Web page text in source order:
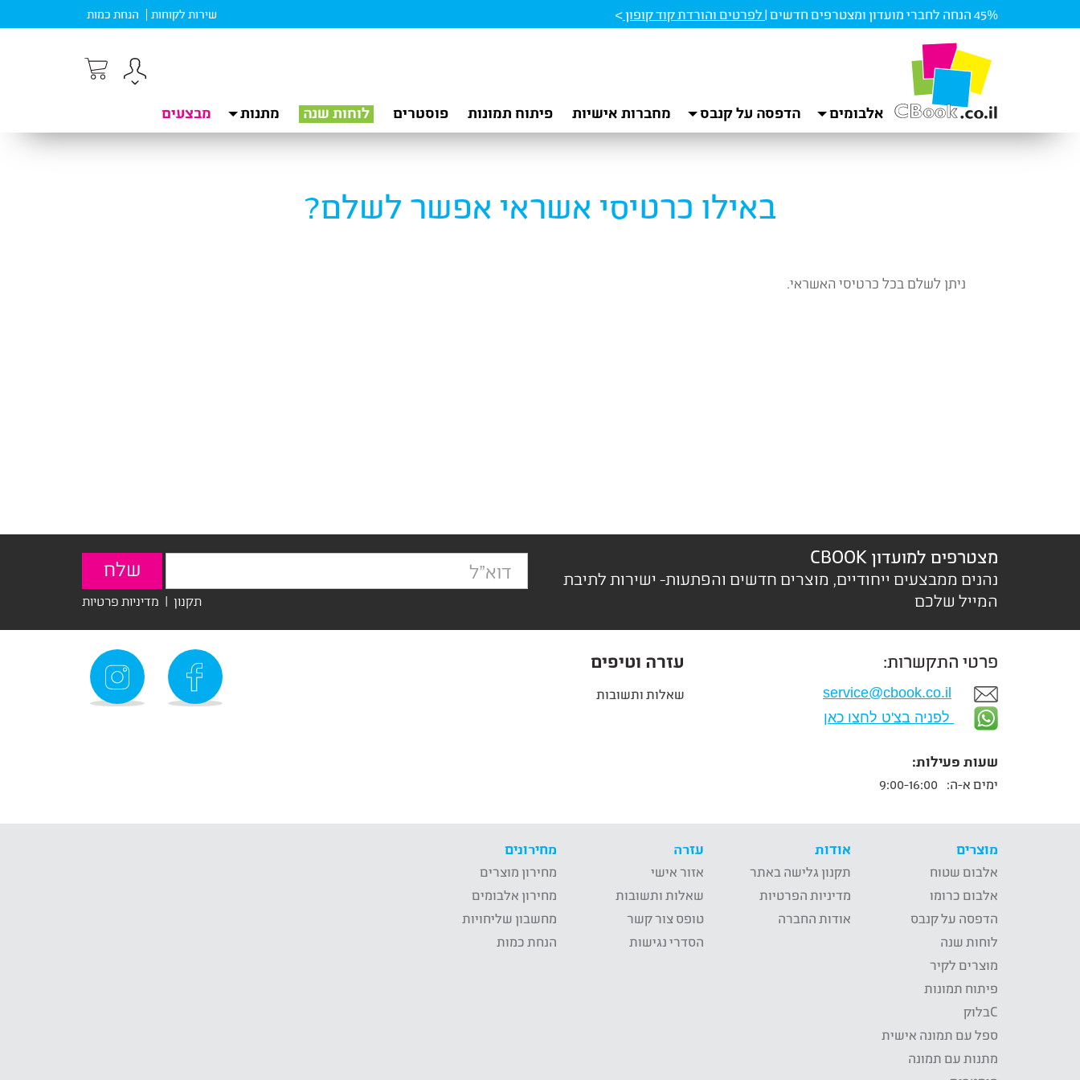
45% הנחה לחברי מועדון ומצטרפים חדשים | לפרטים והורדת קוד קופון> שירות לקוחות הנחת כמות
אלבומים הדפסה על קנבס מחברות אישיות פיתוח תמונות פוסטרים לוחות שנה מתנות מבצעים
באילו כרטיסי אשראי אפשר לשלם?
ניתן לשלם בכל כרטיסי האשראי.
מצטרפים למועדון CBOOK
נהנים ממבצעים ייחודיים, מוצרים חדשים והפתעות- ישירות לתיבת
המייל שלכם
תקנון | מדיניות פרטיות
פרטי התקשרות:
service@cbook.co.il
לפניה בצ'ט לחצו כאן
שעות פעילות:
ימים א-ה:
עזרה וטיפים
שאלות ותשובות
מוצרים
אלבום שטוח
אלבום כרומו
הדפסה על קנבס
לוחות שנה
מוצרים לקיר
פיתוח תמונות
Cבלוק
ספל עם תמונה אישית
מתנות עם תמונה
אודות
תקנון גלישה באתר
מדיניות הפרטיות
אודות החברה
עזרה
אזור אישי
שאלות ותשובות
טופס צור קשר
הסדרי נגישות
מחירונים
מחירון מוצרים
מחירון אלבומים
מחשבון שליחויות
הנחת כמות